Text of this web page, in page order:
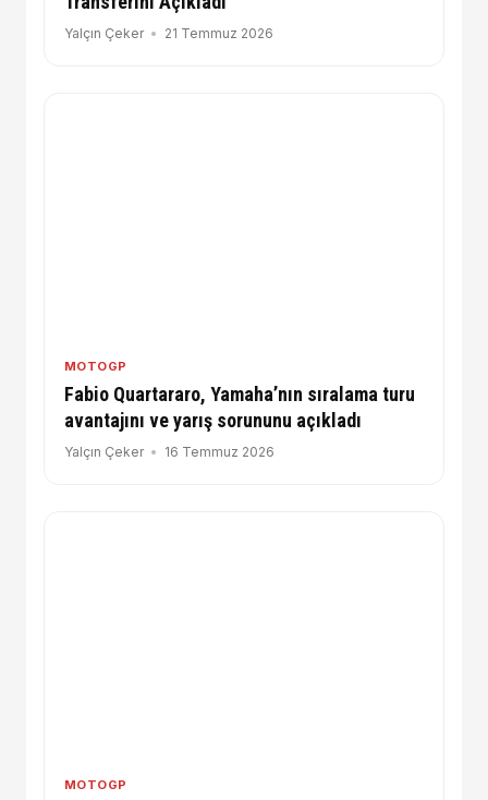
Yalçın Çeker 21 Temmuz 2026
MOTOGP
Fabio Quartararo, Yamaha’nın sıralama turu
avantajını ve yarış sorununu açıkladı
Yalçın Çeker 16 Temmuz 2026
MOTOGP